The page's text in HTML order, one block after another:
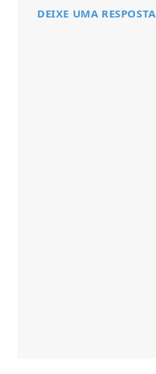
DEIXE UMA RESPOSTA